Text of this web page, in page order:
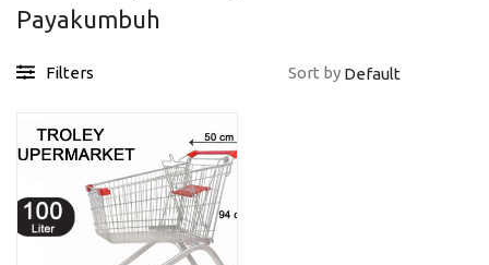
Payakumbuh
Filters Sort by